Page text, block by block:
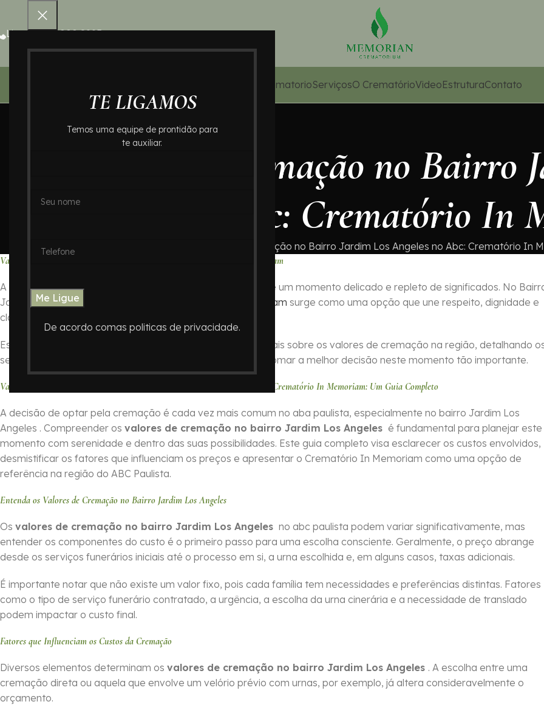
TE LIGAMOS
Temos uma equipe de prontidão para
te auxiliar.
De acordo comas politicas de privacidade.
Ligue 0800 000 8995
Home – CrematorioServiçosO CrematórioVideoEstruturaContato
Valores de Cremação no Bairro
Angeles no Abc: Crematório In
Valores de Cremação no Bairro Jardim Los Angeles no Abc: Crematório In
Valores de Cremação no Bairro Jardim Los Angeles : Crematório In Memoriam
A decisão de como honrar a memória de um ente querido é um momento delicado e repleto de significados. No
Jardim Los Angeles , ABC Paulista, o
Crematório In Memoriam surge como uma opção que une respeito, dignidade e
clareza nos procedimentos.
Este guia foi elaborado para oferecer informações essenciais sobre os valores de cremação na região, detalhando
serviços do Crematório In Memoriam e auxiliando você a tomar a melhor decisão neste momento tão importante.
Valores de Cremação no Bairro Jardim Los Angeles no ABC Paulista com o Crematório In Memoriam: Um Guia Completo
A decisão de optar pela cremação é cada vez mais comum no aba paulista, especialmente no bairro Jardim Los
Angeles . Compreender os valores de cremação no bairro Jardim Los Angeles é fundamental para planejar este
momento com serenidade e dentro das suas possibilidades. Este guia completo visa esclarecer os custos envolvidos,
desmistificar os fatores que influenciam os preços e apresentar o Crematório In Memoriam como uma opção de
referência na região do ABC Paulista.
Entenda os Valores de Cremação no Bairro Jardim Los Angeles
Os valores de cremação no bairro Jardim Los Angeles no abc paulista podem variar significativamente, mas
entender os componentes do custo é o primeiro passo para uma escolha consciente. Geralmente, o preço abrange
desde os serviços funerários iniciais até o processo em si, a urna escolhida e, em alguns casos, taxas adicionais.
É importante notar que não existe um valor fixo, pois cada família tem necessidades e preferências distintas. Fatores
como o tipo de serviço funerário contratado, a urgência, a escolha da urna cinerária e a necessidade de translado
podem impactar o custo final.
Fatores que Influenciam os Custos da Cremação
Diversos elementos determinam os valores de cremação no bairro Jardim Los Angeles . A escolha entre uma
cremação direta ou aquela que envolve um velório prévio com urnas, por exemplo, já altera consideravelmente o
orçamento.